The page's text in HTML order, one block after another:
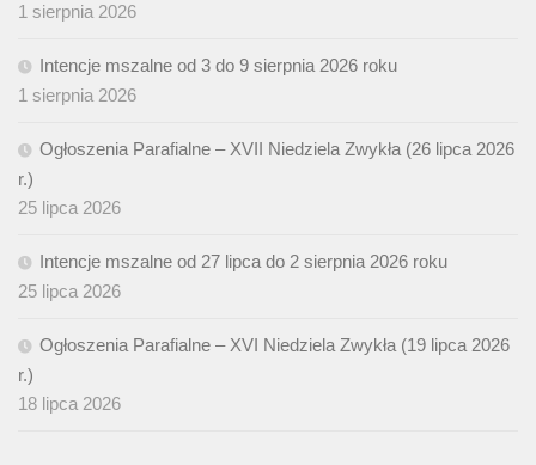
1 sierpnia 2026
Intencje mszalne od 3 do 9 sierpnia 2026 roku
1 sierpnia 2026
Ogłoszenia Parafialne – XVII Niedziela Zwykła (26 lipca 2026
r.)
25 lipca 2026
Intencje mszalne od 27 lipca do 2 sierpnia 2026 roku
25 lipca 2026
Ogłoszenia Parafialne – XVI Niedziela Zwykła (19 lipca 2026
r.)
18 lipca 2026